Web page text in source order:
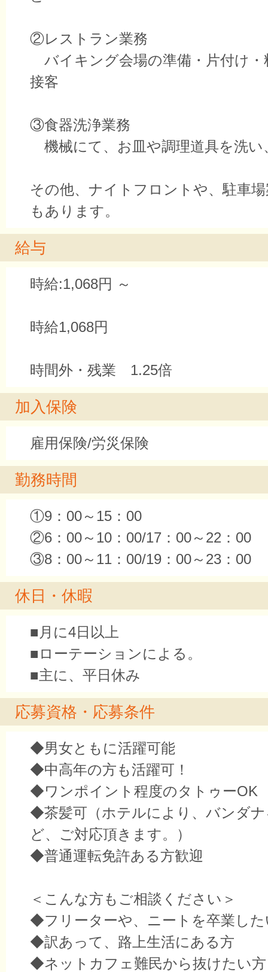
②レストラン業務
バイキング会場の準備・片付け・
接客
③食器洗浄業務
機械にて、お皿や調理道具を洗い
その他、ナイトフロントや、駐車
もあります。
給与
時給:1,068円 ～
時給1,068円
時間外・残業 1.25倍
加入保険
雇用保険/労災保険
勤務時間
①9：00～15：00
②6：00～10：00/17：00～22：00
③8：00～11：00/19：00～23：00
休日・休暇
■月に4日以上
■ローテーションによる。
■主に、平日休み
応募資格・応募条件
◆男女ともに活躍可能
◆中高年の方も活躍可！
◆ワンポイント程度のタトゥーOK
◆茶髪可（ホテルにより、バンダ
ど、ご対応頂きます。）
◆普通運転免許ある方歓迎
＜こんな方もご相談ください＞
◆フリーターや、ニートを卒業した
◆訳あって、路上生活にある方
◆ネットカフェ難民から抜けたい方